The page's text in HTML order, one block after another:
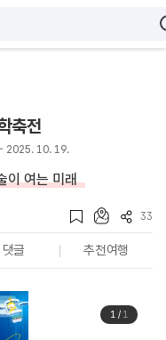
축전
2025. 10. 19.
이 여는 미래
33
댓글 추천여행
1/ 1